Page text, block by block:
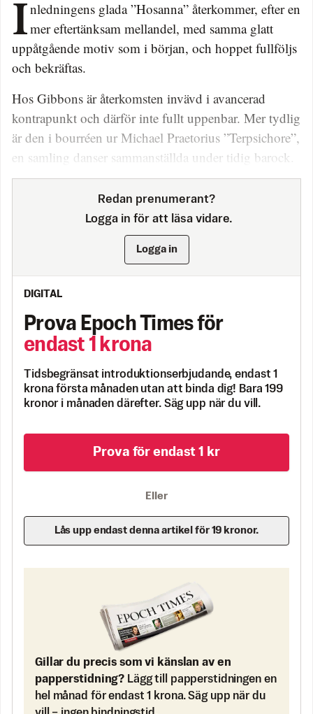
Inledningens glada ”Hosanna” återkommer, efter enmer eftertänksam mellandel, med samma glatt
uppåtgående motiv som i början, och hoppet fullföljs
och bekräftas.
Hos Gibbons är återkomsten invävd i avancerad
kontrapunkt och därför inte fullt uppenbar. Mer tydlig
är den i bourréen ur Michael Praetorius ”Terpsichore”,
en samling danser sammanställda under tidig barock.
Redan prenumerant?
Logga in för att läsa vidare.
Logga in
DIGITAL
Prova Epoch Times för
endast 1 krona
Tidsbegränsat introduktionserbjudande, endast 1
krona första månaden utan att binda dig! Bara 199
kronor i månaden därefter. Säg upp när du vill.
Prova för endast 1 kr
Eller
Lås upp endast denna artikel för 19 kronor.
Gillar du precis som vi känslan av en
papperstidning? Lägg till papperstidningen en
hel månad för endast 1 krona. Säg upp när du